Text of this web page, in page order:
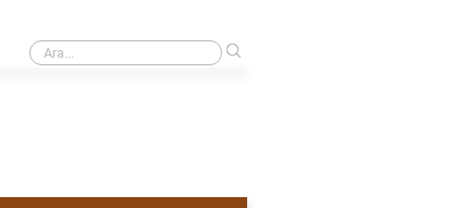
Yag lazer ne zaman dökülür?